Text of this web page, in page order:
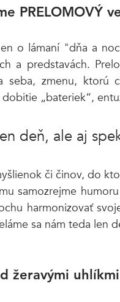
PRELOMOVÝ
o lámaní "dňa a
a predstavách.
seba, zmenu, ktorú
„bateriek“,
deň, ale aj
či činov, do
samozrejme
harmonizovať
sa nám teda len
žeravými